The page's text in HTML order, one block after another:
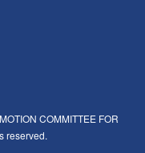
COMMITTEE FOR
reserved.